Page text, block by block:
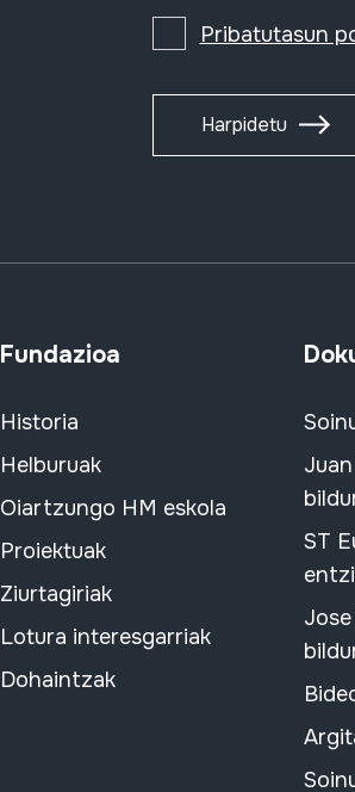
Pribatutasun
Harpidetu
Fundazioa
Historia
Helburuak
Oiartzungo HM eskola
Proiektuak
Ziurtagiriak
Lotura interesgarriak
Dohaintzak
ST